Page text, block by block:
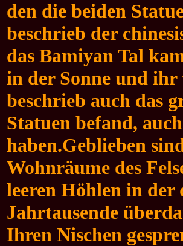
den die beiden
beschrieb der
das Bamiyan Tal
in der Sonne und
beschrieb auch das
Statuen befand,
haben.Geblieben
Wohnräume des
leeren Höhlen in der
Jahrtausende
Ihren Nischen